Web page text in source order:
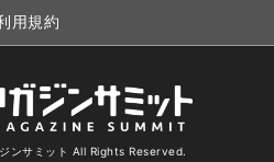
用規約
サミット All Rights Reserved.